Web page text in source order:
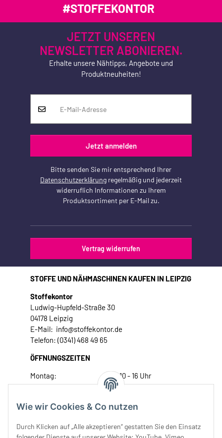
Wie wir Cookies & Co nutzen
Durch Klicken auf „Alle akzeptieren“ gestatten Sie den Einsatz
#STOFFEKONTOR
JETZT UNSEREN
NEWSLETTER ABONIEREN.
Erhalte unsere Nähtipps, Angebote und
Produktneuheiten!
Jetzt anmelden
Bitte senden Sie mir entsprechend Ihrer
Datenschutzerklärung regelmäßig und jederzeit
widerruflich Informationen zu Ihrem
Produktsortiment per E-Mail zu.
Vertrag widerrufen
STOFFE UND NÄHMASCHINEN KAUFEN IN LEIPZIG
Stoffekontor
Ludwig-Hupfeld-Straße 30
04178 Leipzig
E-Mail: info@stoffekontor.de
Telefon: (0341) 468 49 65
ÖFFNUNGSZEITEN
Montag:
10 - 16 Uhr
Dienstag:
10 - 16 Uhr
Donnerstag:
10 - 18 Uhr
Samstag:
10 - 14 Uhr